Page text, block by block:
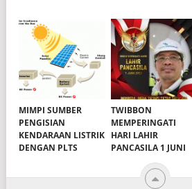
MIMPI SUMBER
PENGISIAN
KENDARAAN LISTRIK
DENGAN PLTS
TWIBBON
MEMPERINGATI
HARI LAHIR
PANCASILA 1 JUNI